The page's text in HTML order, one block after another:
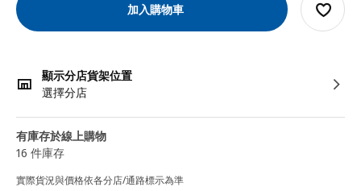
加入購物車
顯示分店貨架位置
選擇分店
有庫存於線上購物
16 件庫存
實際貨況與價格依各分店/通路標示為準